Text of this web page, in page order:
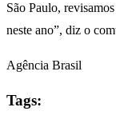
São Paulo,
neste ano”, diz o
Agência Brasil
Tags: